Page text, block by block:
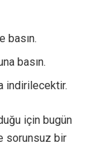
basın.
basın.
indirilecektir.
için bugün
sorunsuz bir